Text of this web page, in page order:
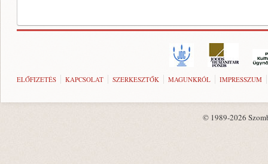
ELŐFIZETÉS KAPCSOLAT SZERKESZTŐK MAGUNKRÓL IMPRESSZUM
© 1989-2026